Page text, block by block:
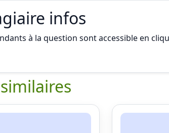
infos
à la question sont accessible en